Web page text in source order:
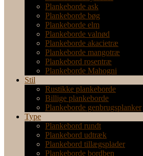
Plankeborde ask
Plankeborde bøg
Plankeborde elm
Plankeborde valnød
Plankeborde akacietræ
Plankeborde mangotræ
Plankebord rosentræ
Plankeborde Mahogni
Stil
Rustikke plankeborde
Billige plankeborde
Plankeborde genbrugsplanker
Type
Plankebord rundt
Plankebord udtræk
Plankebord tillægsplader
Plankeborde bordben